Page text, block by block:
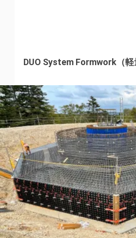
DUO System Formwork（軽